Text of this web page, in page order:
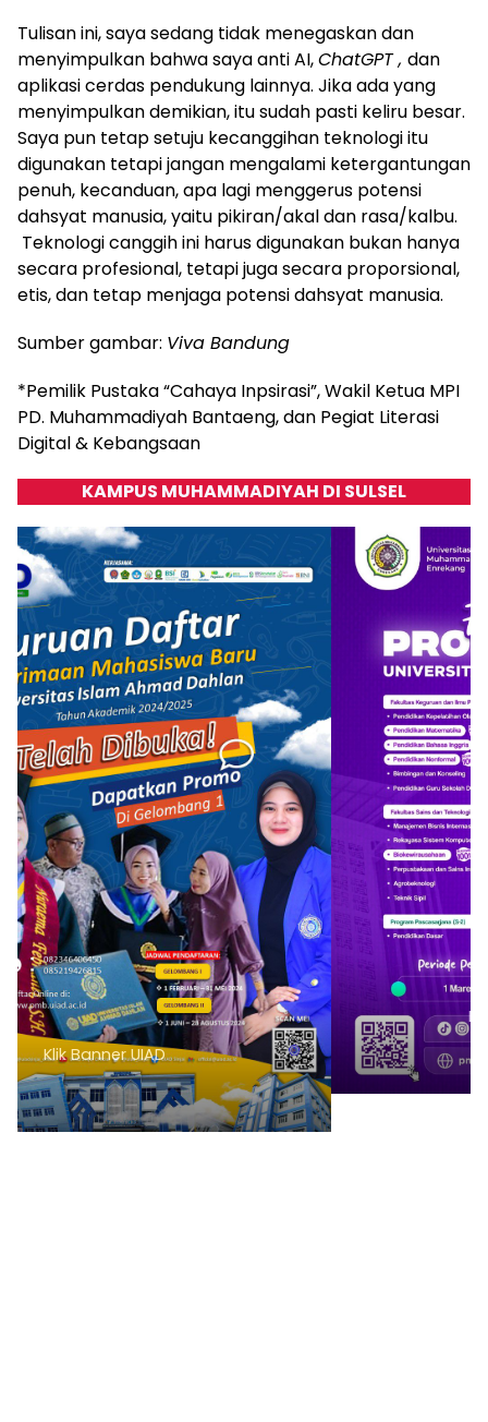
Tulisan ini, saya sedang tidak menegaskan dan
menyimpulkan bahwa saya anti AI,ChatGPT , dan
aplikasi cerdas pendukung lainnya. Jika ada yang
menyimpulkan demikian, itu sudah pasti keliru besar.
Saya pun tetap setuju kecanggihan teknologi itu
digunakan tetapi jangan mengalami ketergantungan
penuh, kecanduan, apa lagi menggerus potensi
dahsyat manusia, yaitu pikiran/akal dan rasa/kalbu.
Teknologi canggih ini harus digunakan bukan hanya
secara profesional, tetapi juga secara proporsional,
etis, dan tetap menjaga potensi dahsyat manusia.
Sumber gambar: Viva Bandung
*Pemilik Pustaka “Cahaya Inpsirasi”, Wakil Ketua MPI
PD. Muhammadiyah Bantaeng, dan Pegiat Literasi
Digital & Kebangsaan
KAMPUS MUHAMMADIYAH DI SULSEL
Klik Banner PMB UNIMEN